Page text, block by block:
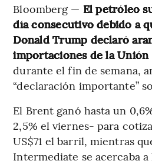
Bloomberg — El petróleo
día consecutivo debido a
Donald Trump declaró
importaciones de la
durante el fin de semana,
“declaración importante”
El Brent ganó hasta un
2,5% el viernes- para
US$71 el barril, mientras
Intermediate se acercaba a